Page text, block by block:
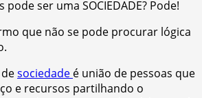
ser uma SOCIEDADE? Pode!
que não se pode procurar lógica
sociedade é união de pessoas que
e recursos partilhando o